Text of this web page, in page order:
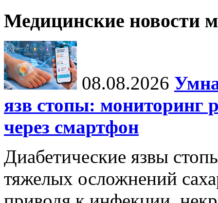
Медицинские новости
08.08.2026
язв стопы: мониторинг
через смартфон
Диабетические язвы
тяжелых осложнений